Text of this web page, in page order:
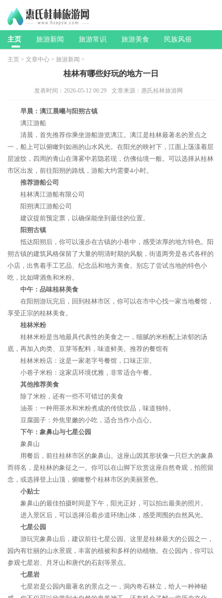
主页 旅游新闻 旅游常识 旅游美食 民族风俗
主页 > 文章中心 > 旅游新闻 >
桂林有哪些好玩的地方一日
发表时间：2026-05-12 06:29 文章来源：惠氏桂林旅游网
早晨：漓江晨曦与阳朔古镇
漓江游船
清晨，首先推荐你乘坐游船游览漓江。漓江是桂林最著名的景点之
一，船上可以俯瞰到如画的山水风光。在阳光的映衬下，江面上荡漾着层
层波纹，四周的青山在薄雾中若隐若现，仿佛仙境一般。可以选择从桂林
市区出发，前往阳朔的路线，游船大约需要4小时。
推荐游船公司
桂林漓江游船有限公司
阳朔漓江游船公司
建议提前预定票，以确保能坐到最佳的位置。
阳朔古镇
抵达阳朔后，你可以漫步在古镇的小巷中，感受浓厚的地方特色。阳
朔古镇的建筑风格保留了大量的明清时期的风貌，街道两旁是各式各样的
小店，出售着手工艺品、纪念品和地方美食。别忘了尝试当地的特色小
吃，比如啤酒鱼和米粉。
中午：品味桂林美食
在阳朔游玩完后，回到桂林市区，你可以在市中心找一家当地餐馆，
享受正宗的桂林美食。
桂林米粉
桂林米粉是当地最具代表性的美食之一，细腻的米粉配上浓郁的汤
底，再加入肉类、豆芽等配料，味道鲜美。推荐的餐馆有
桂林米粉店：这是一家老字号餐馆，口味正宗。
小巷子米粉：这家店环境优雅，非常适合午餐。
其他推荐美食
除了米粉，还有一些不可错过的美食
油茶：一种用茶水和米粉煮成的传统饮品，味道独特。
豆腐圆子：外焦里嫩的小吃，适合当作小点心。
下午：象鼻山与七星公园
象鼻山
用餐后，前往桂林市区的象鼻山。这座山因其形状像一只巨大的象鼻
而得名，是桂林的象征之一。你可以在山脚下欣赏这座自然奇观，拍照留
念，或选择登上山顶，俯瞰整个桂林市区的美丽景色。
小贴士
象鼻山的最佳拍摄时间是下午，阳光正好，可以拍出最美的照片。
进入景区后，可以选择沿着步道环绕山体，感受周围的自然风光。
七星公园
游玩完象鼻山后，建议前往七星公园。这里是桂林最大的公园之一，
园内有壮丽的山水景观，丰富的植被和多样的动植物。在公园内，你可以
参观七星岩、月牙山和唐代的石刻等景点。
七星岩
七星岩是公园内最著名的景点之一，洞内奇石林立，给人一种神秘